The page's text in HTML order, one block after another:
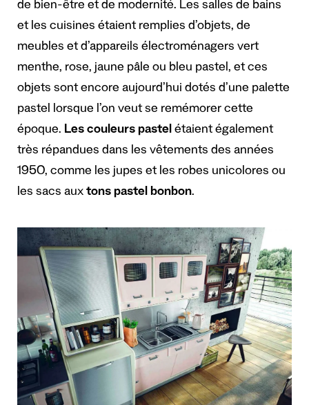
de bien-être et de modernité. Les salles de bains
et les cuisines étaient remplies d’objets, de
meubles et d’appareils électroménagers vert
menthe, rose, jaune pâle ou bleu pastel, et ces
objets sont encore aujourd’hui dotés d’une palette
pastel lorsque l’on veut se remémorer cette
époque. Les couleurs pastel étaient également
très répandues dans les vêtements des années
1950, comme les jupes et les robes unicolores ou
les sacs aux tons pastel bonbon.